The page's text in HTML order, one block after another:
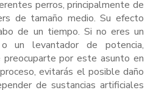
perros, principalmente de
de tamaño medio. Su efecto
de un tiempo. Si no eres un
un levantador de potencia,
por este asunto en
evitarás el posible daño
de sustancias artificiales